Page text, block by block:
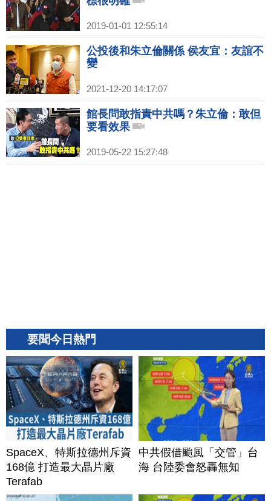
2019-01-01 12:55:14
公投後和朱立倫關係 侯友宜：友誼不
變
2021-12-20 14:17:07
館長問敢指責中共嗎？朱立倫：敢但
要看效果
2019-05-22 15:27:48
要聞今日熱門
SpaceX、特斯拉德州斥資
168億 打造最大晶片廠
Terafab
中共假借颱風「交管」台
海 台陸委會怒轟無知